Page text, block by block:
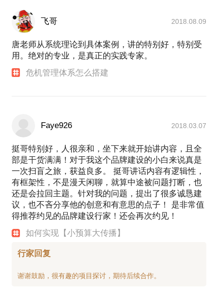
飞哥 2018.08.09
唐老师从系统理论到具体案例，讲的特别好，特别受
用。绝对的专业，是真正的实践专家。
危机管理体系怎么搭建
Faye926 2018.03.07
挺哥特别好，人很亲和，坐下来就开始讲内容，且全
部是干货满满！对于我这个品牌建设的小白来说真是
一次扫盲之旅，获益良多。 挺哥讲话内容有逻辑性，
有框架性，不是漫天闲聊，就算中途被问题打断，也
还是会拉回主题。针对我的问题，提出了很多诚恳建
议，也不吝分享他的创意和有意思的点子！ 是非常值
得推荐约见的品牌建设行家！还会再次约见！
如何实现【小预算大传播】
行家回复